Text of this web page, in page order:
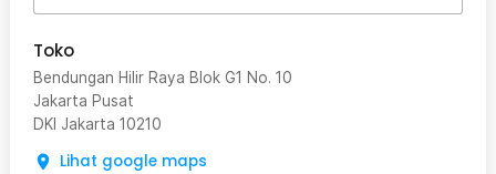
Toko
Bendungan Hilir Raya Blok G1 No. 10
Jakarta Pusat
DKI Jakarta 10210
Lihat google maps